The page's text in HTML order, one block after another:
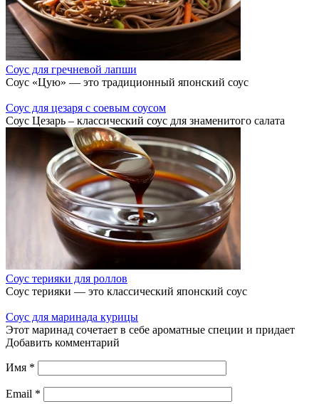
Соус для гречневой лапши
Соус «Цую» — это традиционный японский соус
Соус для цезаря с соевым соусом
Соус Цезарь – классический соус для знаменитого салата
Соус терияки для роллов
Соус терияки — это классический японский соус
Соус для маринада курицы
Этот маринад сочетает в себе ароматные специи и придает
Добавить комментарий
Имя *
Email *